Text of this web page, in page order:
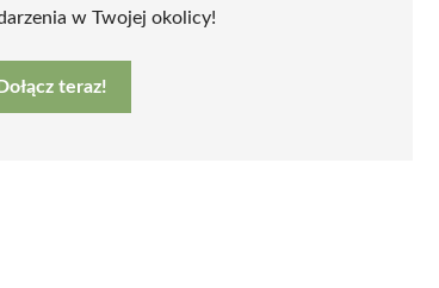
w Twojej okolicy!
teraz!